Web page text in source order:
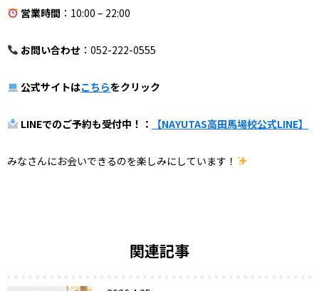
営業時間 ：10:00 – 22:00
お問い合わせ：052-222-0555
公式サイトはこちらをクリック
LINEでのご予約も受付中！： 【NAYUTAS高田馬場校公式LINE】
みなさんにお会いできるのを楽しみにしています！
関連記事